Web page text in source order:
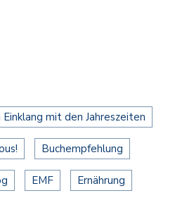
mit den Jahreszeiten
Buchempfehlung
EMF Ernährung